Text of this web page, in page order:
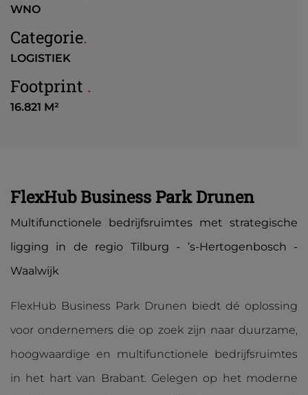
WNO
Categorie.
LOGISTIEK
Footprint .
16.821 M²
FlexHub Business Park Drunen
Multifunctionele bedrijfsruimtes met strategische
ligging in de regio Tilburg - ’s-Hertogenbosch -
Waalwijk
FlexHub Business Park Drunen biedt dé oplossing
voor ondernemers die op zoek zijn naar duurzame,
hoogwaardige en multifunctionele bedrijfsruimtes
in het hart van Brabant. Gelegen op het moderne